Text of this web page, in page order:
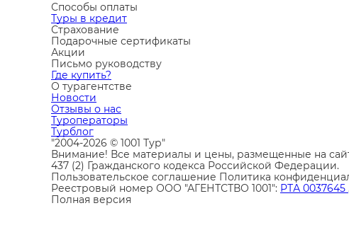
Способы оплаты
Туры в кредит
Страхование
Подарочные сертификаты
Акции
Письмо руководству
Где купить?
О турагентстве
Новости
Отзывы о нас
Туроператоры
Турблог
"2004-2026 © 1001 Тур"
Внимание! Все материалы и цены, размещенные на
437 (2) Гражданского кодекса Российской Федерации.
Пользовательское соглашение Политика
Реестровый номер ООО "АГЕНТСТВО 1001": РТА 0037645 .
Полная версия